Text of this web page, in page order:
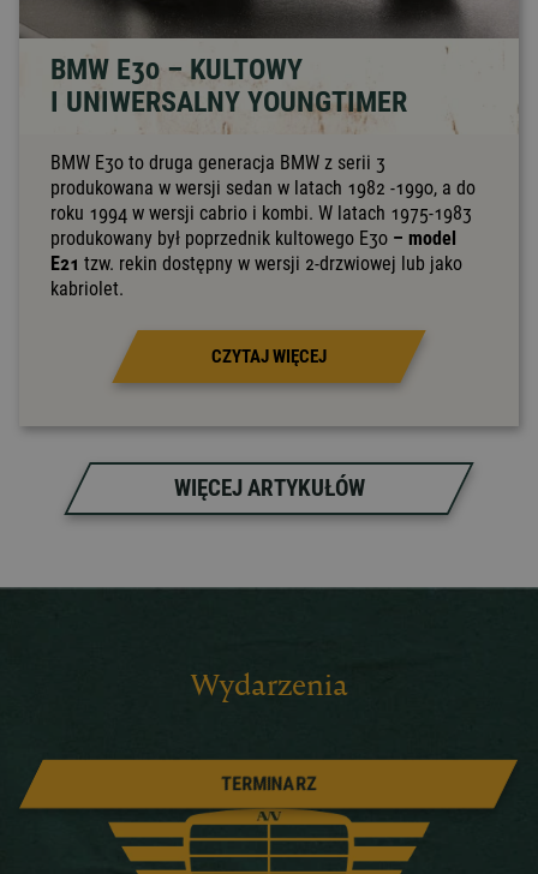
BMW E30 – KULTOWY
I UNIWERSALNY YOUNGTIMER
BMW E30 to druga generacja BMW z serii 3
produkowana w wersji sedan w latach 1982 -1990, a do
roku 1994 w wersji cabrio i kombi. W latach 1975-1983
produkowany był poprzednik kultowego E30 – model
E21 tzw. rekin dostępny w wersji 2-drzwiowej lub jako
kabriolet.
CZYTAJ WIĘCEJ
WIĘCEJ ARTYKUŁÓW
Wydarzenia
TERMINARZ